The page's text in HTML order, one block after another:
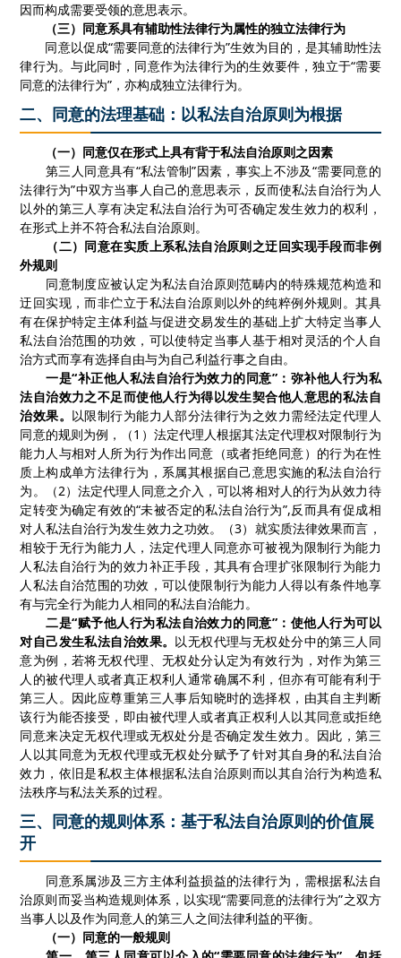
因而构成需要受领的意思表示。
（三）同意系具有辅助性法律行为属性的独立法律行为
同意以促成“需要同意的法律行为”生效为目的，是其辅助性法
律行为。与此同时，同意作为法律行为的生效要件，独立于“需要
同意的法律行为”，亦构成独立法律行为。
二、同意的法理基础：以私法自治原则为根据
（一）同意仅在形式上具有背于私法自治原则之因素
第三人同意具有“私法管制”因素，事实上不涉及“需要同意的
法律行为”中双方当事人自己的意思表示，反而使私法自治行为人
以外的第三人享有决定私法自治行为可否确定发生效力的权利，
在形式上并不符合私法自治原则。
（二）同意在实质上系私法自治原则之迂回实现手段而非例
外规则
同意制度应被认定为私法自治原则范畴内的特殊规范构造和
迂回实现，而非伫立于私法自治原则以外的纯粹例外规则。其具
有在保护特定主体利益与促进交易发生的基础上扩大特定当事人
私法自治范围的功效，可以使特定当事人基于相对灵活的个人自
治方式而享有选择自由与为自己利益行事之自由。
一是“补正他人私法自治行为效力的同意”：弥补他人行为私
法自治效力之不足而使他人行为得以发生契合他人意思的私法自
治效果。 以限制行为能力人部分法律行为之效力需经法定代理人
同意的规则为例，（1）法定代理人根据其法定代理权对限制行为
能力人与相对人所为行为作出同意（或者拒绝同意）的行为在性
质上构成单方法律行为，系属其根据自己意思实施的私法自治行
为。（2）法定代理人同意之介入，可以将相对人的行为从效力待
定转变为确定有效的“未被否定的私法自治行为”,反而具有促成相
对人私法自治行为发生效力之功效。（3）就实质法律效果而言，
相较于无行为能力人，法定代理人同意亦可被视为限制行为能力
人私法自治行为的效力补正手段，其具有合理扩张限制行为能力
人私法自治范围的功效，可以使限制行为能力人得以有条件地享
有与完全行为能力人相同的私法自治能力。
二是“赋予他人行为私法自治效力的同意”：使他人行为可以
对自己发生私法自治效果。 以无权代理与无权处分中的第三人同
意为例，若将无权代理、无权处分认定为有效行为，对作为第三
人的被代理人或者真正权利人通常确属不利，但亦有可能有利于
第三人。因此应尊重第三人事后知晓时的选择权，由其自主判断
该行为能否接受，即由被代理人或者真正权利人以其同意或拒绝
同意来决定无权代理或无权处分是否确定发生效力。因此，第三
人以其同意为无权代理或无权处分赋予了针对其自身的私法自治
效力，依旧是私权主体根据私法自治原则而以其自治行为构造私
法秩序与私法关系的过程。
三、同意的规则体系：基于私法自治原则的价值展
开
同意系属涉及三方主体利益损益的法律行为，需根据私法自
治原则而妥当构造规则体系，以实现“需要同意的法律行为”之双方
当事人以及作为同意人的第三人之间法律利益的平衡。
（一）同意的一般规则